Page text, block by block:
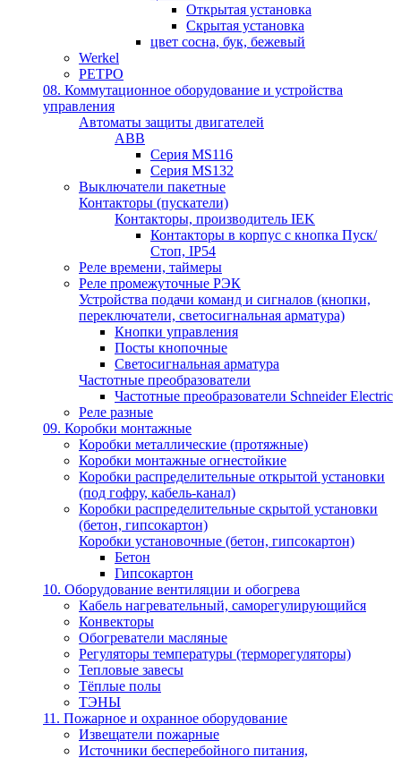
Открытая установка
Скрытая установка
цвет сосна, бук, бежевый
Werkel
РЕТРО
08. Коммутационное оборудование и устройства
управления
Автоматы защиты двигателей
ABB
Серия MS116
Серия MS132
Выключатели пакетные
Контакторы (пускатели)
Контакторы, производитель IEK
Контакторы в корпус с кнопка Пуск/
Стоп, IP54
Реле времени, таймеры
Реле промежуточные РЭК
Устройства подачи команд и сигналов (кнопки,
переключатели, светосигнальная арматура)
Кнопки управления
Посты кнопочные
Светосигнальная арматура
Частотные преобразователи
Частотные преобразователи Schneider Electric
Реле разные
09. Коробки монтажные
Коробки металлические (протяжные)
Коробки монтажные огнестойкие
Коробки распределительные открытой установки
(под гофру, кабель-канал)
Коробки распределительные скрытой установки
(бетон, гипсокартон)
Коробки установочные (бетон, гипсокартон)
Бетон
Гипсокартон
10. Оборудование вентиляции и обогрева
Кабель нагревательный, саморегулирующийся
Конвекторы
Обогреватели масляные
Регуляторы температуры (терморегуляторы)
Тепловые завесы
Тёплые полы
ТЭНЫ
11. Пожарное и охранное оборудование
Извещатели пожарные
Источники бесперебойного питания,